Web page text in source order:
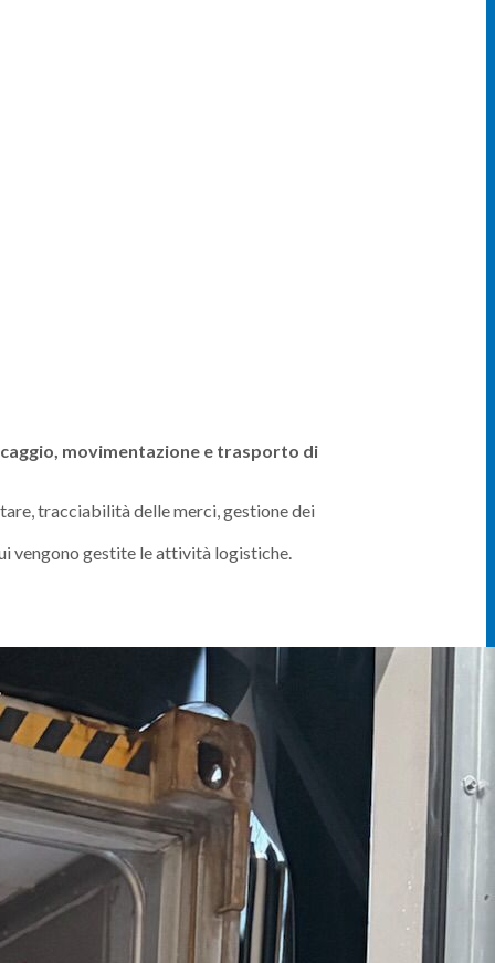
movimentazione e trasporto di
tracciabilità delle merci, gestione dei
vengono gestite le attività logistiche.